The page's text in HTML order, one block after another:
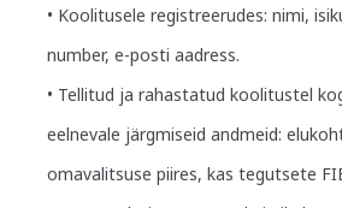
• Koolitusele registreerudes: nimi,
number, e-posti aadress.
• Tellitud ja rahastatud koolitustel
eelnevale järgmiseid andmeid:
omavalitsuse piires, kas tegutsete